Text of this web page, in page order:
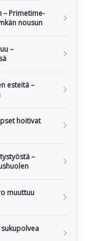
– Primetime-
nousun
–
esteitä –
hoitivat
–
muuttuu